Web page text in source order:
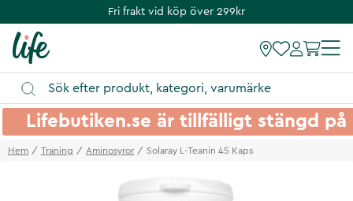
Fri frakt vid köp över 299kr
Lifebutiken.se är tillfälligt stängd
Hem Traning Aminosyror Solaray L-Teanin 45 Kaps